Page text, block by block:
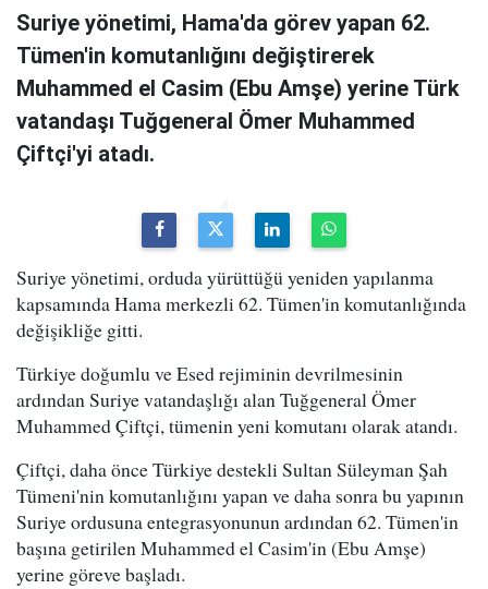
Suriye yönetimi, Hama'da görev yapan 62.
Tümen'in komutanlığını değiştirerek
Muhammed el Casim (Ebu Amşe) yerine Türk
vatandaşı Tuğgeneral Ömer Muhammed
Çiftçi'yi atadı.
Suriye yönetimi, orduda yürüttüğü yeniden yapılanma
kapsamında Hama merkezli 62. Tümen'in komutanlığında
değişikliğe gitti.
Türkiye doğumlu ve Esed rejiminin devrilmesinin
ardından Suriye vatandaşlığı alan Tuğgeneral Ömer
Muhammed Çiftçi, tümenin yeni komutanı olarak atandı.
Çiftçi, daha önce Türkiye destekli Sultan Süleyman Şah
Tümeni'nin komutanlığını yapan ve daha sonra bu yapının
Suriye ordusuna entegrasyonunun ardından 62. Tümen'in
başına getirilen Muhammed el Casim'in (Ebu Amşe)
yerine göreve başladı.